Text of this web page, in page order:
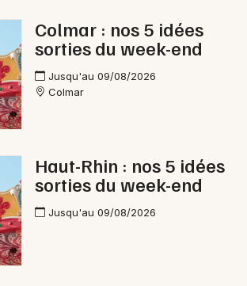
Colmar : nos 5 idées
sorties du week-end
Jusqu'au 09/08/2026
Colmar
Haut-Rhin : nos 5 idées
sorties du week-end
Jusqu'au 09/08/2026